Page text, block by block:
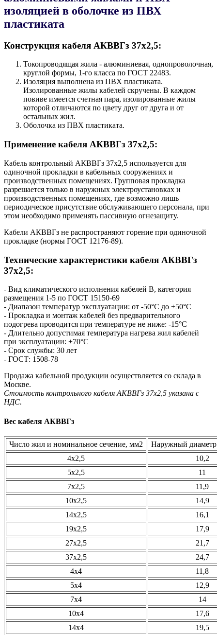
изоляцией в оболочке из ПВХ
пластиката
Конструкция кабеля AКВВГз 37х2,5:
Токопроводящая жила - алюминиевая, однопроволочная,
круглой формы, 1-го класса по ГОСТ 22483.
Изоляция выполнена из ПВХ пластиката.
Изолированные жилы кабелей скручены. В каждом
повиве имеется счетная пара, изолированные жилы
которой отличаются по цвету друг от друга и от
остальных жил.
Оболочка из ПВХ пластиката.
Применение кабеля AКВВГз 37х2,5:
Кабель контрольный AКВВГз 37х2,5 используется для
одиночной прокладки в кабельных сооружениях и
производственных помещениях. Групповая прокладка
разрешается только в наружных электроустановках и
производственных помещениях, где возможно лишь
периодическое присутствие обслуживающего персонала, при
этом необходимо применять пассивную огнезащиту.
Кабели АКВВГз не распространяют горение при одиночной
прокладке (нормы ГОСТ 12176-89).
Технические характеристики кабеля AКВВГз
37х2,5:
- Вид климатического исполнения кабелей В, категория
размещения 1-5 по ГОСТ 15150-69
- Диапазон температур эксплуатации: от -50°С до +50°С
- Прокладка и монтаж кабелей без предварительного
подогрева проводится при температуре не ниже: -15°С
- Длительно допустимая температура нагрева жил кабелей
при эксплуатации: +70°С
- Срок службы: 30 лет
- ГОСТ: 1508-78
Продажа кабельной продукции осуществляется со склада в
Москве.
Стоимость контрольного кабеля AКВВГз 37х2,5 указана с
НДС.
Вес кабеля АКВВГз
Число жил и номинальное сечение, мм2
Наружный диаметр
4х2,5
10,2
5х2,5
11
7х2,5
11,9
10х2,5
14,9
14х2,5
16,1
19х2,5
17,9
27х2,5
21,7
37х2,5
24,7
4х4
11,8
5х4
12,9
7х4
14
10х4
17,6
14х4
19,5